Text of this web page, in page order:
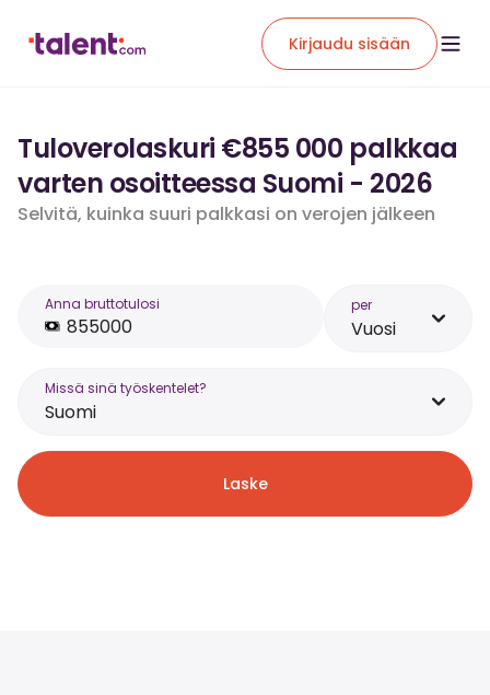
Kirjaudu sisään
Tuloverolaskuri €855 000 palkkaa
varten osoitteessa Suomi - 2026
Selvitä, kuinka suuri palkkasi on verojen jälkeen
Anna bruttotulosi per
Vuosi
Missä sinä työskentelet?
Suomi
Laske